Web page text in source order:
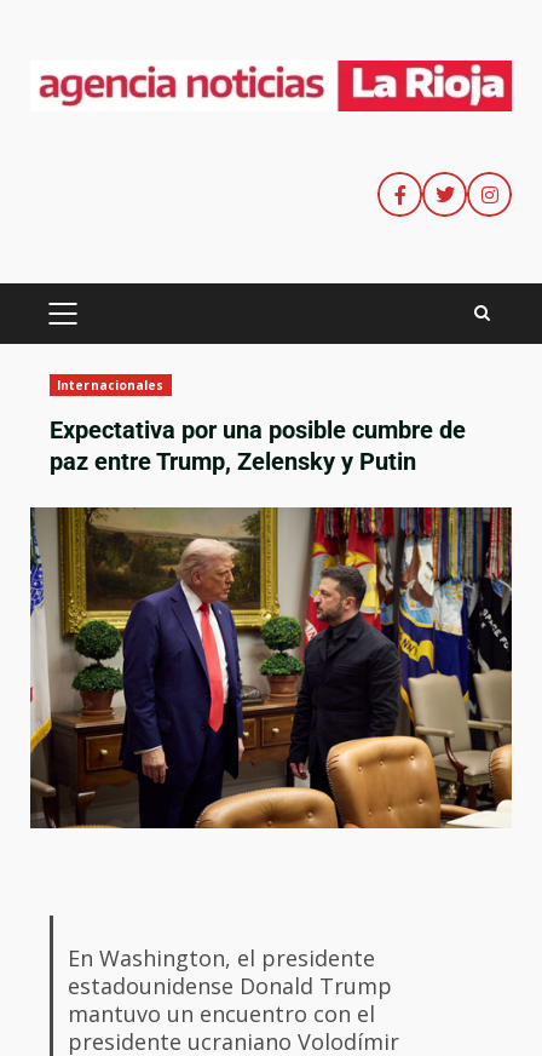
Internacionales
Expectativa por una posible cumbre de
paz entre Trump, Zelensky y Putin
En Washington, el presidente
estadounidense Donald Trump
mantuvo un encuentro con el
presidente ucraniano Volodímir